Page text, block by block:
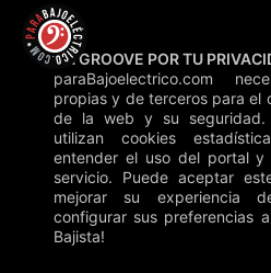
Saltar
contenido
Inicio»Clases»
Buscar
UNIDAD 8
UN GROOVE POR TU
paraBajoelectrico.com
propias y de terceros para el
de la web y su seguridad.
utilizan cookies
entender el uso del portal y
servicio. Puede aceptar
mejorar su experiencia
configurar sus preferencias
Bajista!